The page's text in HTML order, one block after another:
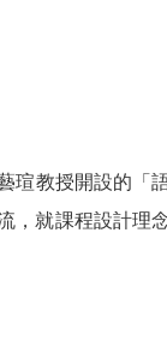
瑄教授開設的「
，就課程設計理